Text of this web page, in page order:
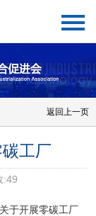
返回上一页
工厂
:49
关于开展零碳工厂